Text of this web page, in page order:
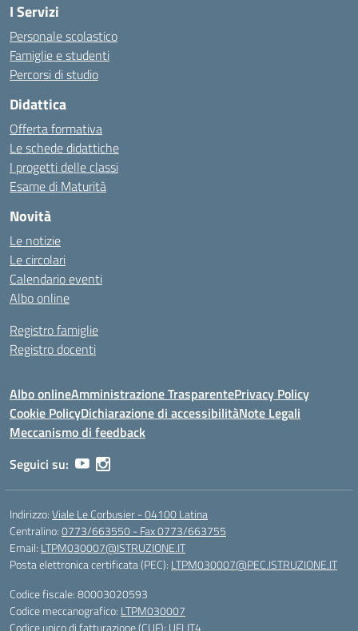
I Servizi
Personale scolastico
Famiglie e studenti
Percorsi di studio
Didattica
Offerta formativa
Le schede didattiche
I progetti delle classi
Esame di Maturità
Novità
Le notizie
Le circolari
Calendario eventi
Albo online
Registro famiglie
Registro docenti
Albo onlineAmministrazione TrasparentePrivacy Policy
Cookie PolicyDichiarazione di accessibilitàNote Legali
Meccanismo di feedback
Seguici su:
Indirizzo:Viale Le Corbusier - 04100 Latina
Centralino:0773/663550 - Fax 0773/663755
Email: LTPM030007@ISTRUZIONE.IT
Posta elettronica certificata (PEC): LTPM030007@PEC.ISTRUZIONE.IT
Codice fiscale: 80003020593
Codice meccanografico: LTPM030007
Codice unico di fatturazione (CUF): UFLIT4